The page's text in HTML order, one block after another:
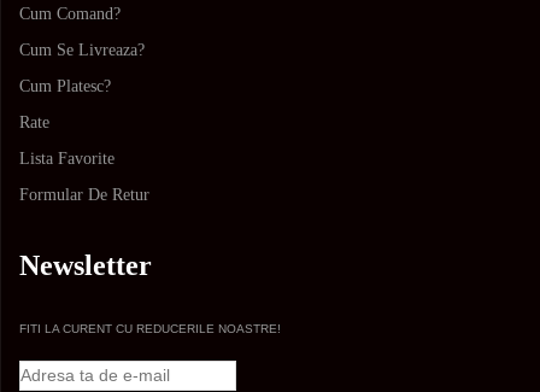
Cum Comand?
Cum Se Livreaza?
Cum Platesc?
Rate
Lista Favorite
Formular De Retur
Newsletter
FITI LA CURENT CU REDUCERILE NOASTRE!